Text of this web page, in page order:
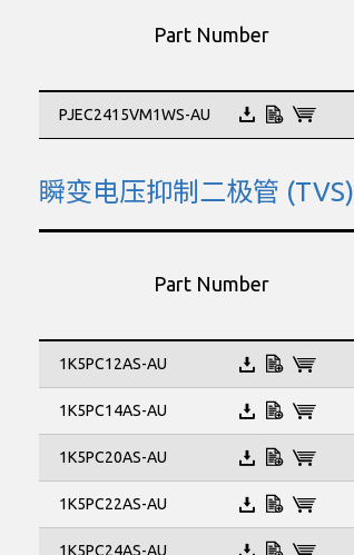
Part Number
PJEC2415VM1WS-AU
瞬变电压抑制二极管 (TVS)
Part Number
1K5PC12AS-AU
1K5PC14AS-AU
1K5PC20AS-AU
1K5PC22AS-AU
1K5PC24AS-AU